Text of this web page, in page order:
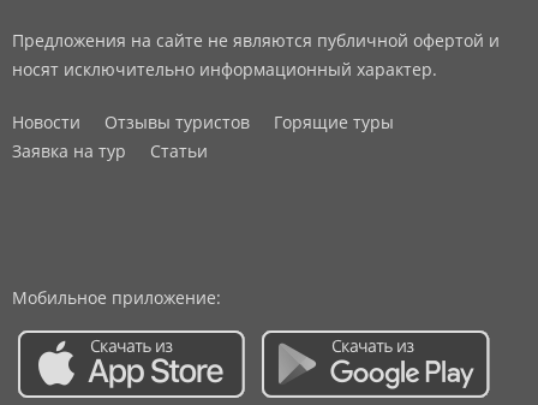
Предложения на сайте не являются публичной офертой и
носят исключительно информационный характер.
Новости Отзывы туристов
Горящие туры
Заявка на тур
Статьи
Мобильное приложение: